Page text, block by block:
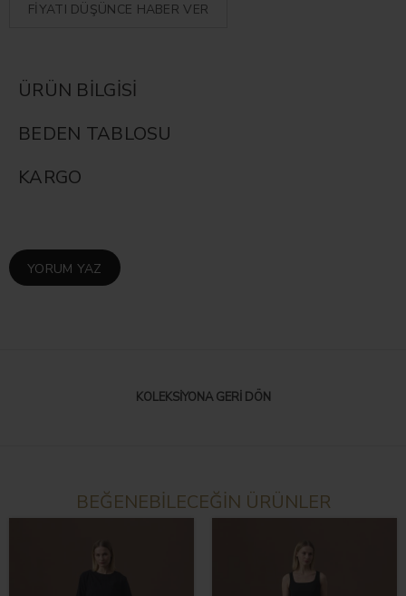
FIYATI DÜŞÜNCE HABER VER
ÜRÜN BILGISI
BEDEN TABLOSU
KARGO
YORUM YAZ
KOLEKSIYONA GERI DÖN
BEĞENEBİLECEĞİN ÜRÜNLER